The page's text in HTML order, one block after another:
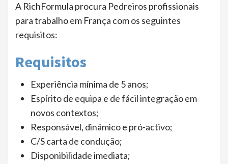
A RichFormula procura Pedreiros profissionais
para trabalho em França com os seguintes
requisitos:
Requisitos
Experiência mínima de 5 anos;
Espírito de equipa e de fácil integração em
novos contextos;
Responsável, dinâmico e pró-activo;
C/S carta de condução;
Disponibilidade imediata;